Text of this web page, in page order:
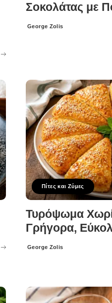
Σοκολάτας με
Posted
George Zolis
Πίτες και Ζύμες
Τυρόψωμα
Γρήγορα,
Posted
George Zolis